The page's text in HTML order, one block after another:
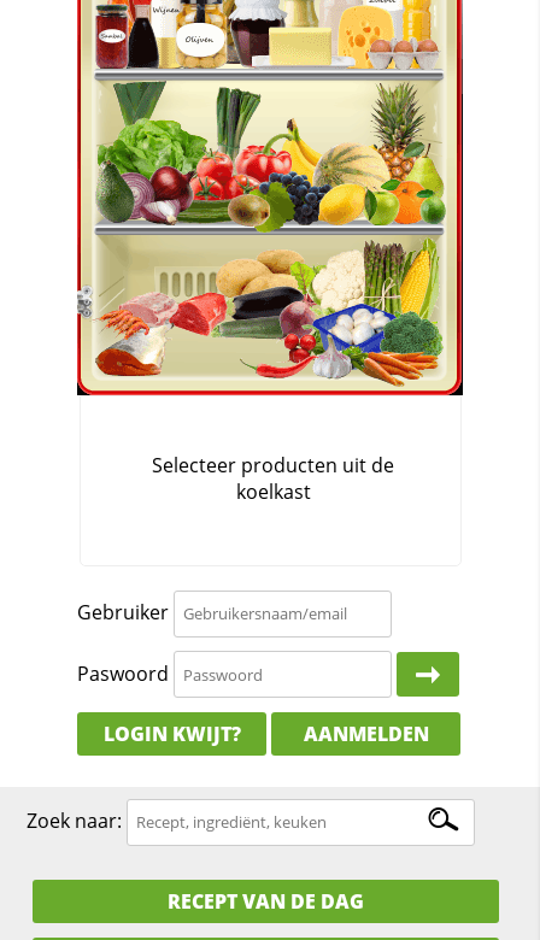
Gebruiker
Paswoord
LOGIN KWIJT? AANMELDEN
Zoek naar:
RECEPT VAN DE DAG